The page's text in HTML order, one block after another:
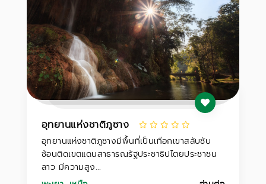
อุทยานแห่งชาติภูซาง
อุทยานแห่งชาติภูซางมีพื้นที่เป็นเทือกเขาสลับซับ
ซ้อนติดเขตแดนสาธารณรัฐประชาธิปไตยประชาชน
ลาว มีความสูง...